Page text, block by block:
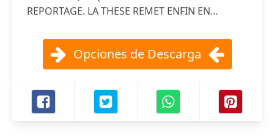
REPORTAGE. LA THESE REMET ENFIN EN...
Opciones de Descarga